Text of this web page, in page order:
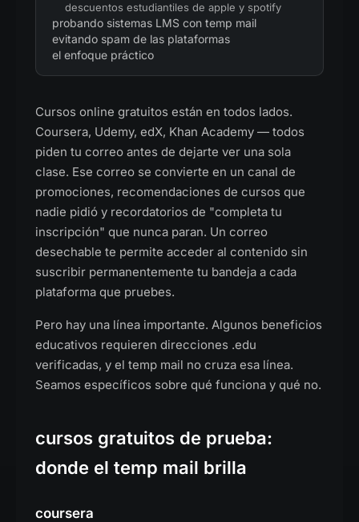
descuentos estudiantiles de apple y spotify
probando sistemas LMS con temp mail
evitando spam de las plataformas
el enfoque práctico
Cursos online gratuitos están en todos lados.
Coursera, Udemy, edX, Khan Academy — todos
piden tu correo antes de dejarte ver una sola
clase. Ese correo se convierte en un canal de
promociones, recomendaciones de cursos que
nadie pidió y recordatorios de "completa tu
inscripción" que nunca paran. Un correo
desechable te permite acceder al contenido sin
suscribir permanentemente tu bandeja a cada
plataforma que pruebes.
Pero hay una línea importante. Algunos beneficios
educativos requieren direcciones .edu
verificadas, y el temp mail no cruza esa línea.
Seamos específicos sobre qué funciona y qué no.
cursos gratuitos de prueba:
donde el temp mail brilla
coursera